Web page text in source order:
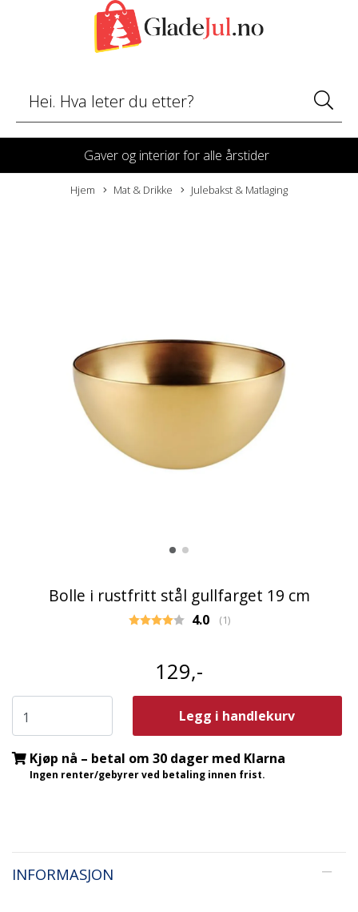
Gaver og interiør for alle årstider
Hjem Mat & Drikke Julebakst & Matlaging
Bolle i rustfritt stål gullfarget 19 cm
Gjennomsnittskarakter:
4.0 (stemmer:
1)
129,-
Legg i handlekurv
Kjøp nå – betal om 30 dager med Klarna
Ingen renter/gebyrer ved betaling innen frist.
INFORMASJON